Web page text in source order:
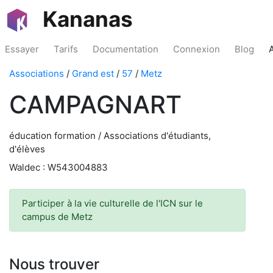
Kananas
Essayer Tarifs Documentation Connexion Blog
Associations / Grand est / 57 / Metz
CAMPAGNART
éducation formation / Associations d'étudiants,
d'élèves
Waldec : W543004883
Participer à la vie culturelle de l'ICN sur le
campus de Metz
Nous trouver